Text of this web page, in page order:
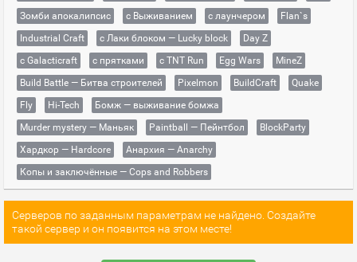
Зомби апокалипсис
с Выживанием с лаунчером
Flan`s
Industrial Craft
с Лаки блоком — Lucky block
Day Z
с Galacticraft
с прятками с TNT Run Egg Wars
MineZ
Build Battle — Битва строителей
Pixelmon BuildCraft
Quake
Fly
Hi-Tech
Бомж — выживание бомжа
Murder mystery — Маньяк
Paintball — Пейнтбол
BlockParty
Хардкор — Hardcore
Анархия — Anarchy
Копы и заключённые — Cops and Robbers
Серверов по заданным параметрам не найдено. Создайте
такой сервер и он появится на этом месте!